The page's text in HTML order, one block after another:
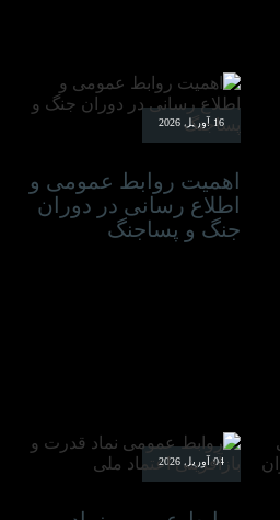
16 آوریل 2026
اهمیت روابط عمومی و
اطلاع رسانی در دوران
جنگ و پساجنگ
04 آوریل 2026